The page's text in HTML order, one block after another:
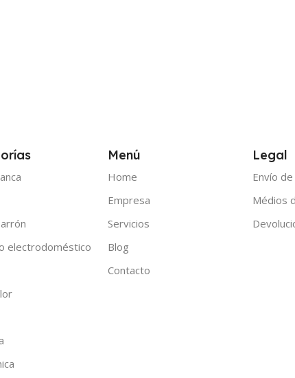
electrodoméstico
Menú
Home
Empresa
Servicios
Blog
Contacto
Legal
Envío
Médios